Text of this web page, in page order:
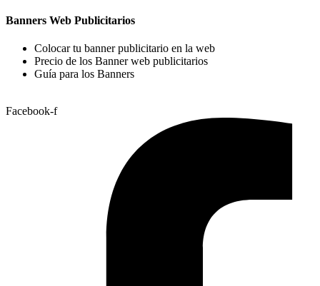
Banners Web Publicitarios
Colocar tu banner publicitario en la web
Precio de los Banner web publicitarios
Guía para los Banners
Facebook-f